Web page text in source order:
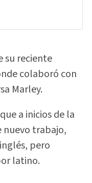
su reciente
colaboró con
Marley.
a inicios de la
nuevo trabajo,
pero
latino.